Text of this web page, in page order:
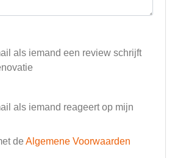
als iemand een review schrijft
als iemand reageert op mijn
de Algemene Voorwaarden